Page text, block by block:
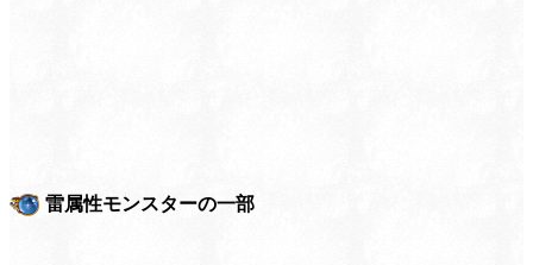
雷属性モンスターの一部